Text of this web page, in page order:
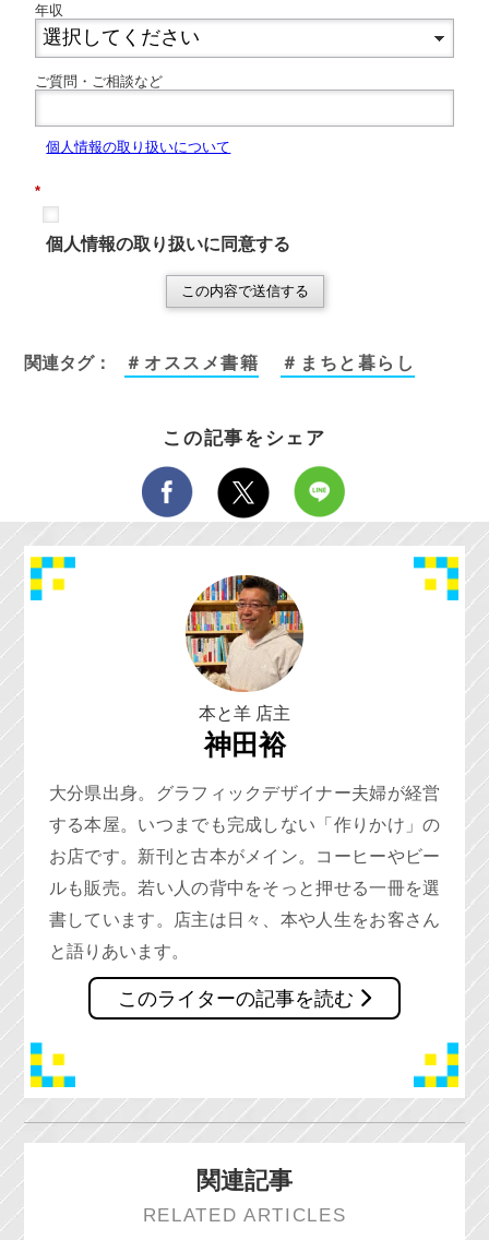
年収
ご質問・ご相談など
個 人情報の取り扱いについて
*
個人情報の取り扱いに同意する
この内容で送信する
関連タグ： ＃オススメ書籍 ＃まちと暮らし
この記事をシェア
本と羊 店主
神田裕
大分県出身。グラフィックデザイナー夫婦が経営
する本屋。いつまでも完成しない「作りかけ」の
お店です。新刊と古本がメイン。コーヒーやビー
ルも販売。若い人の背中をそっと押せる一冊を選
書しています。店主は日々、本や人生をお客さん
と語りあいます。
このライターの記事を読む
関連記事
RELATED ARTICLES